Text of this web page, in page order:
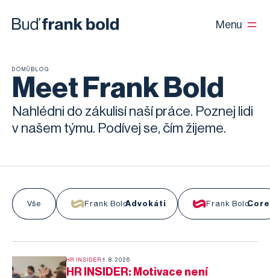
Menu
DOMŮ BLOG
Meet Frank Bold
Nahlédni do zákulisí naší práce. Poznej lidi
v našem týmu. Podívej se, čím žijeme.
Vše
Vše Frank BoldAdvokáti Frank BoldCore
HR INSIDER 1.8.2026
HR INSIDER: Motivace není